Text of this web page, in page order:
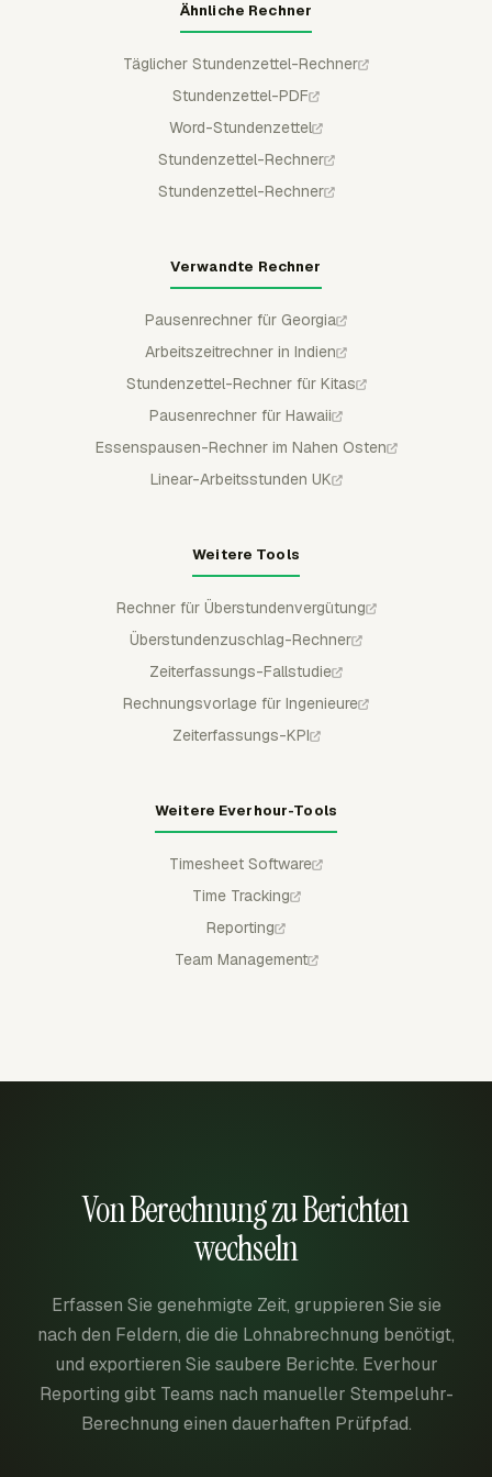
Ähnliche Rechner
Täglicher Stundenzettel-Rechner
Stundenzettel-PDF
Word-Stundenzettel
Stundenzettel-Rechner
Stundenzettel-Rechner
Verwandte Rechner
Pausenrechner für Georgia
Arbeitszeitrechner in Indien
Stundenzettel-Rechner für Kitas
Pausenrechner für Hawaii
Essenspausen-Rechner im Nahen Osten
Linear-Arbeitsstunden UK
Weitere Tools
Rechner für Überstundenvergütung
Überstundenzuschlag-Rechner
Zeiterfassungs-Fallstudie
Rechnungsvorlage für Ingenieure
Zeiterfassungs-KPI
Weitere Everhour-Tools
Timesheet Software
Time Tracking
Reporting
Team Management
Von Berechnung zu Berichten
wechseln
Erfassen Sie genehmigte Zeit, gruppieren Sie sie
nach den Feldern, die die Lohnabrechnung benötigt,
und exportieren Sie saubere Berichte. Everhour
Reporting gibt Teams nach manueller Stempeluhr-
Berechnung einen dauerhaften Prüfpfad.